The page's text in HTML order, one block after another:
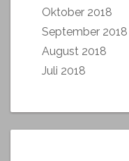
Oktober 2018
September 2018
August 2018
Juli 2018